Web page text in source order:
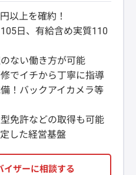
以上を確約！
日、有給含め実質110
ない働き方が可能
でイチから丁寧に指導
！バックアイカメラ等
免許などの取得も可能
した経営基盤
イザーに相談する